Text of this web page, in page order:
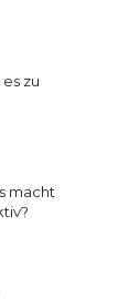
zu
macht